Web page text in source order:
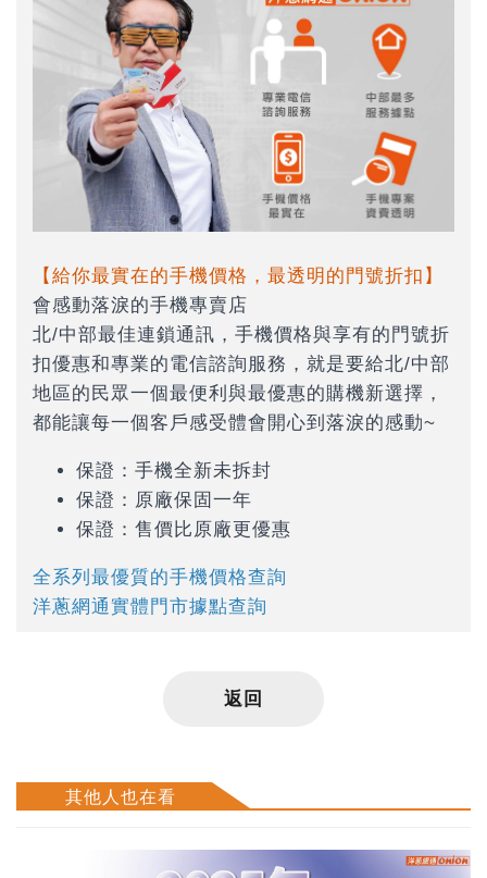
【給你最實在的手機價格，最透明的門號折扣】
會感動落淚的手機專賣店
北/中部最佳連鎖通訊，手機價格與享有的門號折
扣優惠和專業的電信諮詢服務，就是要給北/中部
地區的民眾一個最便利與最優惠的購機新選擇，
都能讓每一個客戶感受體會開心到落淚的感動~
保證：手機全新未拆封
保證：原廠保固一年
保證：售價比原廠更優惠
全系列最優質的手機價格查詢
洋蔥網通實體門市據點查詢
返回
其他人也在看